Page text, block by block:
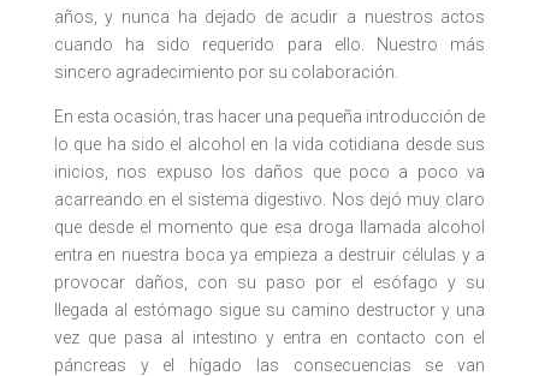
años, y nunca ha dejado de acudir a nuestros actos
cuando ha sido requerido para ello. Nuestro más
sincero agradecimiento por su colaboración.
En esta ocasión, tras hacer una pequeña introducción de
lo que ha sido el alcohol en la vida cotidiana desde sus
inicios, nos expuso los daños que poco a poco va
acarreando en el sistema digestivo. Nos dejó muy claro
que desde el momento que esa droga llamada alcohol
entra en nuestra boca ya empieza a destruir células y a
provocar daños, con su paso por el esófago y su
llegada al estómago sigue su camino destructor y una
vez que pasa al intestino y entra en contacto con el
páncreas y el hígado las consecuencias se van